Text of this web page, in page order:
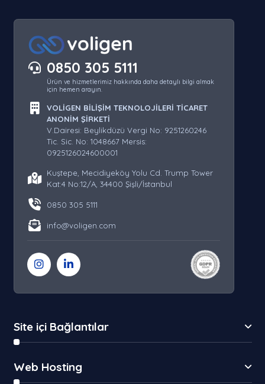
0850 305 5111
Ürün ve hizmetlerimiz hakkında daha detaylı bilgi almak
için hemen arayın.
VOLİGEN BİLİŞİM TEKNOLOJİLERİ TİCARET
ANONİM ŞİRKETİ
V.Dairesi: Beylikdüzü Vergi No: 9251260246
Tic. Sic. No: 1048667 Mersis:
0925126024600001
Kuştepe, Mecidiyeköy Yolu Cd. Trump Tower
Kat:4 No:12/A, 34400 Şişli/İstanbul
0850 305 5111
info@voligen.com
Site içi Bağlantılar
Web Hosting